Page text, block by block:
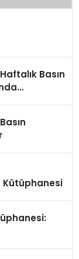
Basın
Kütüphanesi